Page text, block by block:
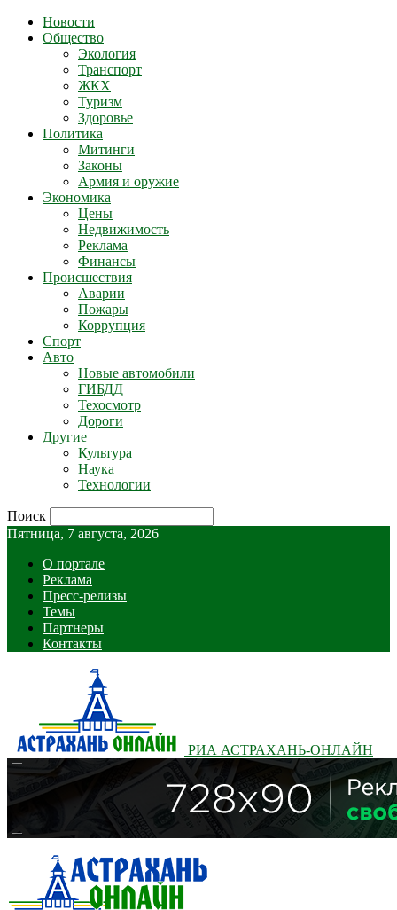
Новости
Общество
Экология
Транспорт
ЖКХ
Туризм
Здоровье
Политика
Митинги
Законы
Армия и оружие
Экономика
Цены
Недвижимость
Реклама
Финансы
Происшествия
Аварии
Пожары
Коррупция
Спорт
Авто
Новые автомобили
ГИБДД
Техосмотр
Дороги
Другие
Культура
Наука
Технологии
Поиск
Пятница, 7 августа, 2026
О портале
Реклама
Пресс-релизы
Темы
Партнеры
Контакты
РИА АСТРАХАНЬ-ОНЛАЙН